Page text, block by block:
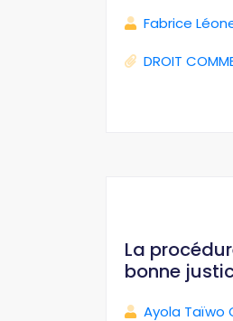
Fabrice
DROIT
La
bonne
Ayola Taïwo